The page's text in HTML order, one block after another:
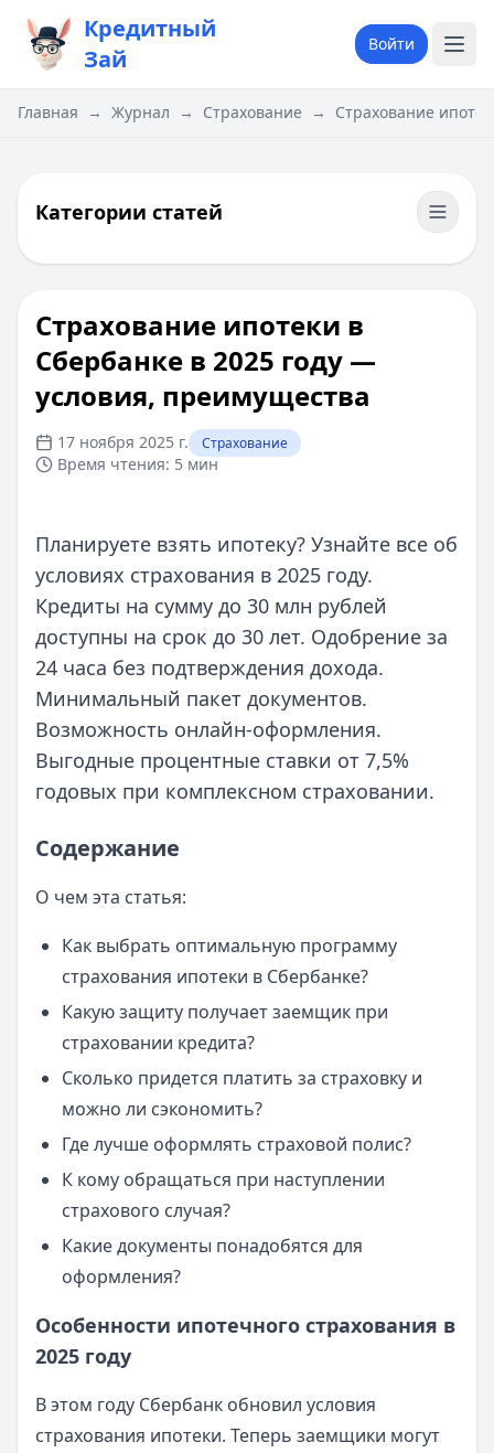
Кредитный
Зай
Войти
Главная → Журнал → Страхование → Страхование
Категории статей
Страхование ипотеки в
Сбербанке в 2025 году —
условия, преимущества
17 ноября 2025 г. Страхование
Время чтения: 5 мин
Планируете взять ипотеку? Узнайте все об
условиях страхования в 2025 году.
Кредиты на сумму до 30 млн рублей
доступны на срок до 30 лет. Одобрение за
24 часа без подтверждения дохода.
Минимальный пакет документов.
Возможность онлайн-оформления.
Выгодные процентные ставки от 7,5%
годовых при комплексном страховании.
Содержание
О чем эта статья:
Как выбрать оптимальную программу
страхования ипотеки в Сбербанке?
Какую защиту получает заемщик при
страховании кредита?
Сколько придется платить за страховку и
можно ли сэкономить?
Где лучше оформлять страховой полис?
К кому обращаться при наступлении
страхового случая?
Какие документы понадобятся для
оформления?
Особенности ипотечного страхования в
2025 году
В этом году Сбербанк обновил условия
страхования ипотеки. Теперь заемщики могут